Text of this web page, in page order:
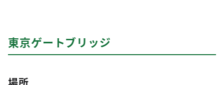
東京ゲートブリッジ